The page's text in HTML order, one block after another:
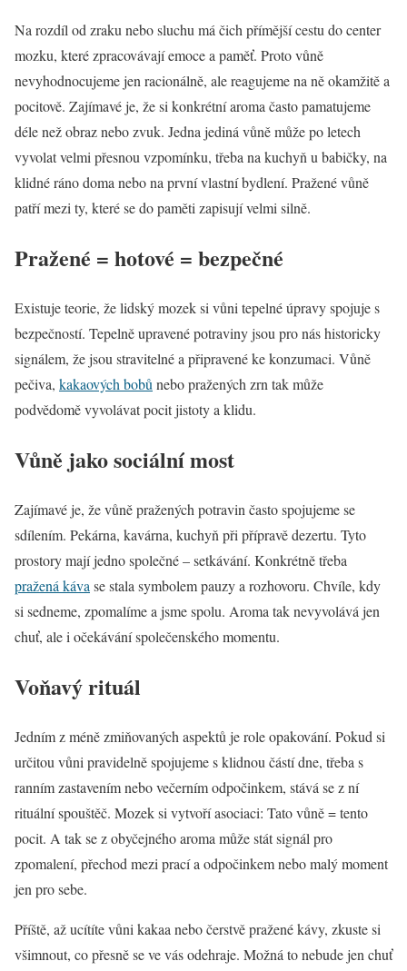
Na rozdíl od zraku nebo sluchu má čich přímější cestu do center
mozku, které zpracovávají emoce a paměť. Proto vůně
nevyhodnocujeme jen racionálně, ale reagujeme na ně okamžitě a
pocitově. Zajímavé je, že si konkrétní aroma často pamatujeme
déle než obraz nebo zvuk. Jedna jediná vůně může po letech
vyvolat velmi přesnou vzpomínku, třeba na kuchyň u babičky, na
klidné ráno doma nebo na první vlastní bydlení. Pražené vůně
patří mezi ty, které se do paměti zapisují velmi silně.
Pražené = hotové = bezpečné
Existuje teorie, že lidský mozek si vůni tepelné úpravy spojuje s
bezpečností. Tepelně upravené potraviny jsou pro nás historicky
signálem, že jsou stravitelné a připravené ke konzumaci. Vůně
pečiva, kakaových bobůnebo pražených zrn tak může
podvědomě vyvolávat pocit jistoty a klidu.
Vůně jako sociální most
Zajímavé je, že vůně pražených potravin často spojujeme se
sdílením. Pekárna, kavárna, kuchyň při přípravě dezertu. Tyto
prostory mají jedno společné – setkávání. Konkrétně třeba
pražená káva se stala symbolem pauzy a rozhovoru. Chvíle, kdy
si sedneme, zpomalíme a jsme spolu. Aroma tak nevyvolává jen
chuť, ale i očekávání společenského momentu.
Voňavý rituál
Jedním z méně zmiňovaných aspektů je role opakování. Pokud si
určitou vůni pravidelně spojujeme s klidnou částí dne, třeba s
ranním zastavením nebo večerním odpočinkem, stává se z ní
rituální spouštěč. Mozek si vytvoří asociaci: Tato vůně = tento
pocit. A tak se z obyčejného aroma může stát signál pro
zpomalení, přechod mezi prací a odpočinkem nebo malý moment
jen pro sebe.
Příště, až ucítíte vůni kakaa nebo čerstvě pražené kávy, zkuste si
všimnout, co přesně se ve vás odehraje. Možná to nebude jen chuť